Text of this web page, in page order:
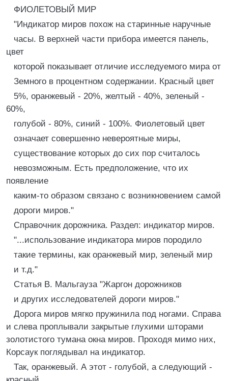
ФИОЛЕТОВЫЙ МИР
"Индикатор миров похож на старинные наручные
часы. В верхней части прибора имеется панель,
цвет
которой показывает отличие исследуемого мира от
Земного в процентном содержании. Красный цвет
5%, оранжевый - 20%, желтый - 40%, зеленый -
60%,
голубой - 80%, синий - 100%. Фиолетовый цвет
означает совершенно невероятные миры,
существование которых до сих пор считалось
невозможным. Есть предположение, что их
появление
каким-то образом связано с возникновением самой
дороги миров."
Справочник дорожника. Раздел: индикатор миров.
"...использование индикатора миров породило
такие термины, как оранжевый мир, зеленый мир
и т.д."
Статья В. Мальгауза "Жаргон дорожников
и других исследователей дороги миров."
Дорога миров мягко пружинила под ногами. Справа
и слева проплывали закрытые глухими шторами
золотистого тумана окна миров. Проходя мимо них,
Корсаук поглядывал на индикатор.
Так, оранжевый. А этот - голубой, а следующий -